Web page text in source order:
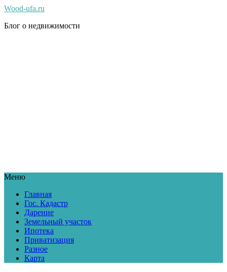
Wood-ufa.ru
Блог о недвижимости
Меню
Главная
Гос. Кадастр
Дарение
Земельный участок
Ипотека
Приватизация
Разное
Карта